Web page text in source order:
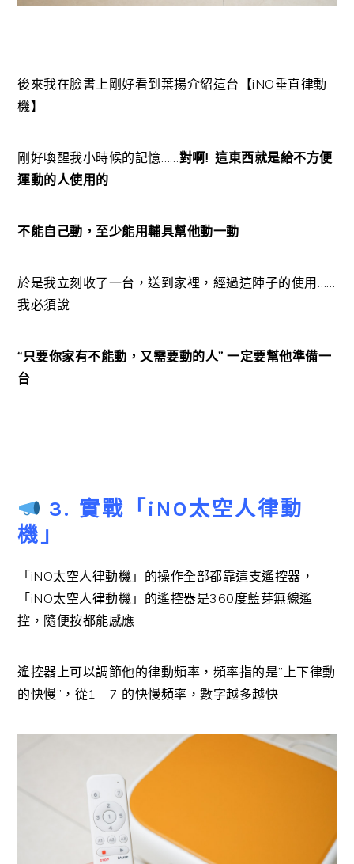
後來我在臉書上剛好看到葉揚介紹這台【iNO垂直律動
機】
剛好喚醒我小時候的記憶……對啊! 這東西就是給不方便
運動的人使用的
不能自己動，至少能用輔具幫他動一動
於是我立刻收了一台，送到家裡，經過這陣子的使用……
我必須說
“只要你家有不能動，又需要動的人” 一定要幫他準備一
台
3. 實戰「iNO太空人律動
機」
「iNO太空人律動機」的操作全部都靠這支遙控器，
「iNO太空人律動機」的遙控器是360度藍芽無線遙
控，隨便按都能感應
遙控器上可以調節他的律動頻率，頻率指的是”上下律動
的快慢”，從1 – 7 的快慢頻率，數字越多越快